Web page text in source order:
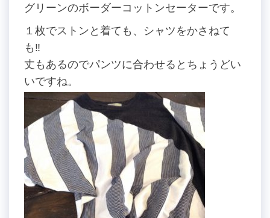
グリーンのボーダーコットンセーターです。
１枚でストンと着ても、シャツをかさねて
も‼︎
丈もあるのでパンツに合わせるとちょうどい
いですね。